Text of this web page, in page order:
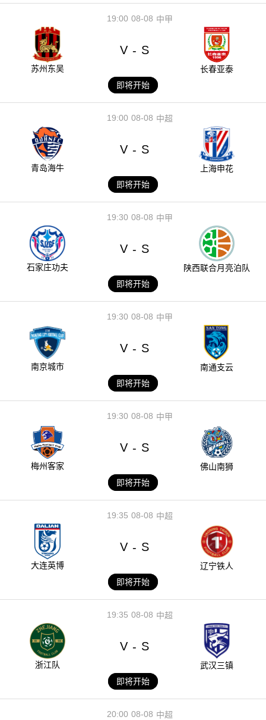
08-08
19:00 中甲
苏州东吴
V - S
长春亚泰
即将开始
08-08
19:00 中超
青岛海牛
V - S
上海申花
即将开始
08-08
19:30 中甲
石家庄功夫
V - S
陕西联合月亮泊队
即将开始
08-08
19:30 中甲
南京城市
V - S
南通支云
即将开始
08-08
19:30 中甲
梅州客家
V - S
佛山南狮
即将开始
08-08
19:35 中超
大连英博
V - S
辽宁铁人
即将开始
08-08
19:35 中超
浙江队
V - S
武汉三镇
即将开始
08-08
20:00 中超